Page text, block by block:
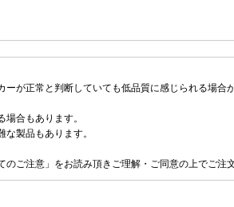
が正常と判断していても低品質に感じられる場合
合もあります。
製品もあります。
ご注意」をお読み頂きご理解・ご同意の上でご注文